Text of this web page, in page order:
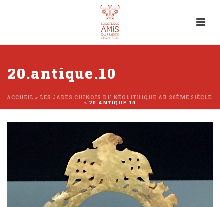
20.antique.10
ACCUEIL » LES JADES CHINOIS DU NÉOLITHIQUE AU 20ÈME SIÈCLE.
» 20.ANTIQUE.10